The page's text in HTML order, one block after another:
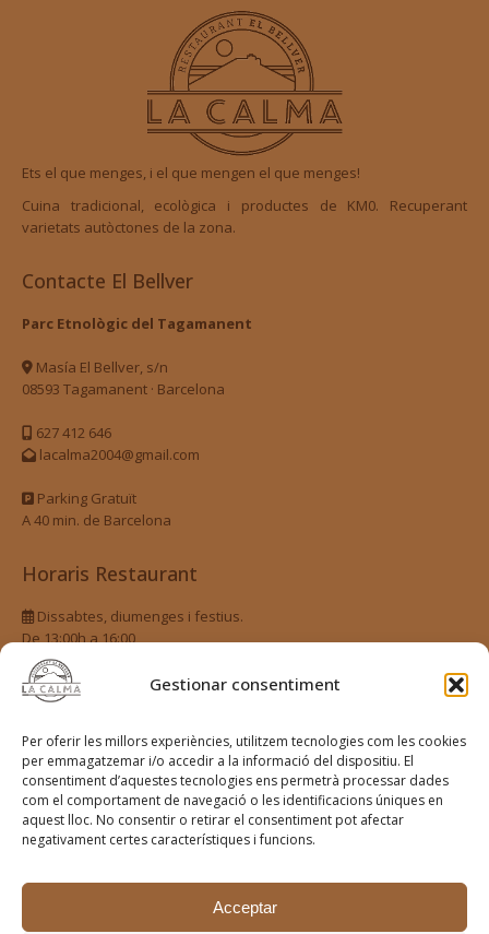
Gestionar consentiment
Per oferir les millors experiències, utilitzem tecnologies com les cookies
per emmagatzemar i/o accedir a la informació del dispositiu. El
consentiment d’aquestes tecnologies ens permetrà processar dades
com el comportament de navegació o les identificacions úniques en
aquest lloc. No consentir o retirar el consentiment pot afectar
negativament certes característiques i funcions.
Acceptar
Ets el que menges, i el que mengen el que menges!
Cuina tradicional, ecològica i productes de KM0. Recuperant
varietats autòctones de la zona.
Contacte El Bellver
Parc Etnològic del Tagamanent
Masía El Bellver, s/n
08593 Tagamanent · Barcelona
627 412 646
lacalma2004@gmail.com
Parking Gratuït
A 40 min. de Barcelona
Horaris Restaurant
Dissabtes, diumenges i festius.
De 13:00h a 16:00
Reserves
Fes la teva reserva
Xarxes Socials
Segueix-nos a les xarxes socials
@terra_lagarriga